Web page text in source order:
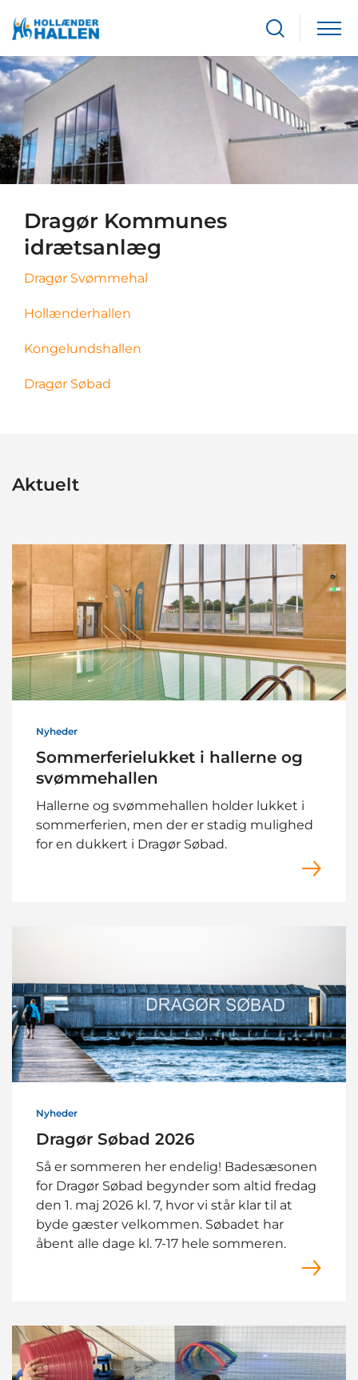
Dragør Kommunes
idrætsanlæg
Dragør Svømmehal
Hollænderhallen
Kongelundshallen
Dragør Søbad
Aktuelt
Nyheder
Sommerferielukket i hallerne og
svømmehallen
Hallerne og svømmehallen holder lukket i
sommerferien, men der er stadig mulighed
for en dukkert i Dragør Søbad.
Nyheder
Dragør Søbad 2026
Så er sommeren her endelig! Badesæsonen
for Dragør Søbad begynder som altid fredag
den 1. maj 2026 kl. 7, hvor vi står klar til at
byde gæster velkommen. Søbadet har
åbent alle dage kl. 7-17 hele sommeren.